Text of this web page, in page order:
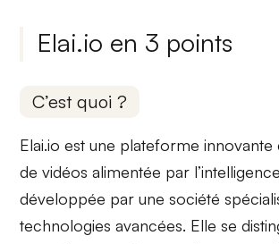
Elai.io en 3 points
C’est quoi ?
Elai.io est une plateforme innovante
de vidéosalimentée par
développée par une société
technologies avancées. Elle se